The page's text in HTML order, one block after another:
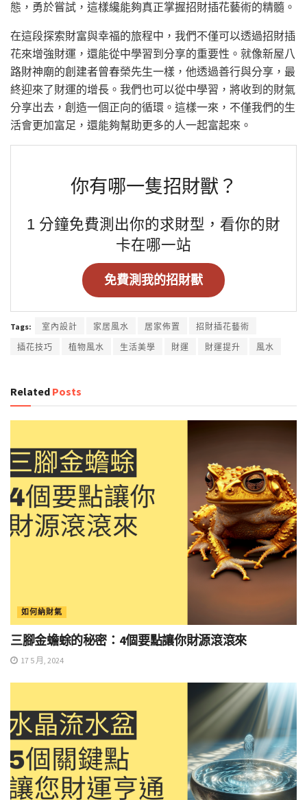
態，勇於嘗試，這樣纔能夠真正掌握招財插花藝術的精髓。
在這段探索財富與幸福的旅程中，我們不僅可以透過招財插
花來增強財運，還能從中學習到分享的重要性。就像新屋八
路財神廟的創建者曾春榮先生一樣，他透過善行與分享，最
終迎來了財運的增長。我們也可以從中學習，將收到的財氣
分享出去，創造一個正向的循環。這樣一來，不僅我們的生
活會更加富足，還能夠幫助更多的人一起富起來。
你有哪一隻招財獸？
1 分鐘免費測出你的求財型，看你的財
卡在哪一站
免費測我的招財獸
Tags: 室內設計 家居風水 居家佈置
招財插花藝術
插花技巧
植物風水 生活美學 財運 財運提升 風水
Related Posts
如何納財氣
三腳金蟾蜍的秘密：4個要點讓你財源滾滾來
17 5 月, 2024